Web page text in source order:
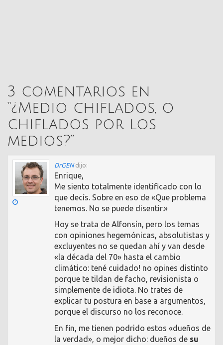
3 comentarios en
“¿Medio chiflados, o
chiflados por los
medios?”
DrGEN dijo:
Enrique,
Me siento totalmente identificado con lo
que decís. Sobre en eso de «Que problema
tenemos. No se puede disentir.»
Hoy se trata de Alfonsín, pero los temas
con opiniones hegemónicas, absolutistas y
excluyentes no se quedan ahí y van desde
«la década del 70» hasta el cambio
climático: tené cuidado! no opines distinto
porque te tildan de facho, revisionista o
simplemente de idiota. No trates de
explicar tu postura en base a argumentos,
porque el discurso no los reconoce.
En fin, me tienen podrido estos «dueños de
la verdad», o mejor dicho: dueños de su